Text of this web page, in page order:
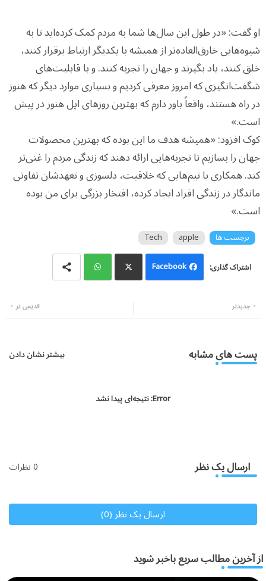
او گفت: «در طول این سال‌ها شما به مردم کمک کرده‌اید تا به
شیوه‌هایی خارق‌العاده‌تر از همیشه با یکدیگر ارتباط برقرار کنند،
خلق کنند، یاد بگیرند و جهان را تجربه کنند. و با قابلیت‌های
شگفت‌انگیزی که امروز معرفی کردیم و بسیاری موارد دیگر که هنوز
در راه هستند، واقعاً باور دارم که بهترین روزهای اپل هنوز در پیش
است.»
کوک افزود: «همیشه هدف ما این بوده که بهترین محصولات
جهان را بسازیم تا تجربه‌هایی ارائه دهند که زندگی مردم را غنی‌تر
کند. همکاری با تیم‌هایی که خلاقیت، دلسوزی و تعهدشان تفاوتی
ماندگار در زندگی افراد ایجاد کرده، افتخار بزرگی برای من بوده
است.»
برچسب ها apple
Tech
Facebook
جدیدتر قدیمی تر
پست های مشابه بیشتر نشان دادن
Error: نتیجه‌ای پیدا نشد
ارسال یک نظر 0 نظرات
ارسال یک نظر (0)
از آخرین مطالب سریع باخبر شوید